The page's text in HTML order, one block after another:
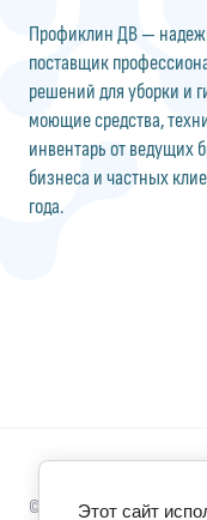
Профиклин ДВ —
поставщик
решений для уборки и
моющие средства,
инвентарь от ведущих
бизнеса и частных
года.
© 2010 - 2026 ООО
Этот сайт